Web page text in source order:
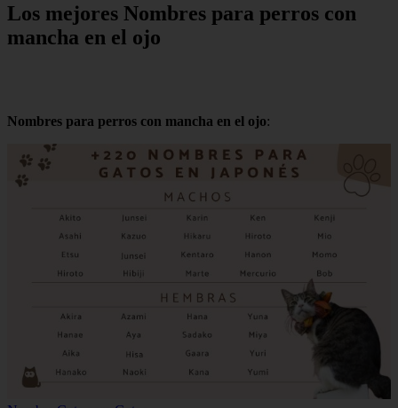
Los mejores Nombres para perros con
mancha en el ojo
Nombres para perros con mancha en el ojo: